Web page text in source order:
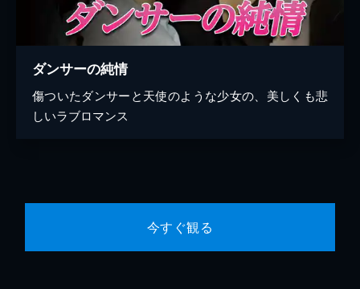
ダンサーの純情
傷ついたダンサーと天使のような少女の、美しくも悲
しいラブロマンス
今すぐ観る